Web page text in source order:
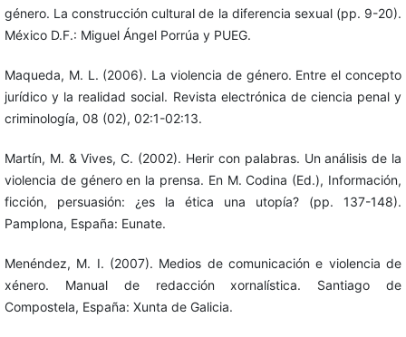
género. La construcción cultural de la diferencia sexual (pp. 9-20).
México D.F.: Miguel Ángel Porrúa y PUEG.
Maqueda, M. L. (2006). La violencia de género. Entre el concepto
jurídico y la realidad social. Revista electrónica de ciencia penal y
criminología, 08 (02), 02:1-02:13.
Martín, M. & Vives, C. (2002). Herir con palabras. Un análisis de la
violencia de género en la prensa. En M. Codina (Ed.), Información,
ficción, persuasión: ¿es la ética una utopía? (pp. 137-148).
Pamplona, España: Eunate.
Menéndez, M. I. (2007). Medios de comunicación e violencia de
xénero. Manual de redacción xornalística. Santiago de
Compostela, España: Xunta de Galicia.